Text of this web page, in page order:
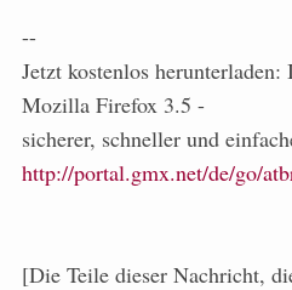
--
Jetzt kostenlos
Mozilla Firefox 3.5 -
sicherer, schneller und
http://portal.gmx.net/de/go/
[Die Teile dieser Nachricht,